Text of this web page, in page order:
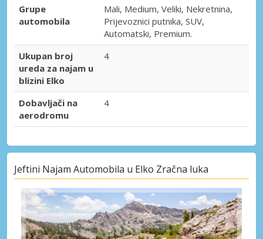
Grupe
automobila
Mali, Medium, Veliki, Nekretnina,
Prijevoznici putnika, SUV,
Automatski, Premium.
Ukupan broj
ureda za najam u
blizini Elko
4
Dobavljači na
aerodromu
4
Jeftini Najam Automobila u Elko Zračna luka